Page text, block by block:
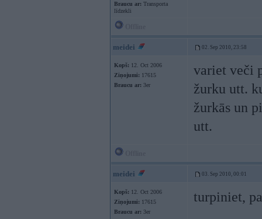
Braucu ar: Transporta
līdzekli
meidei 02. Sep 2010, 23:58
Kopš: 12. Oct 2006
Ziņojumi: 17615
Braucu ar: 3er
variet veči
žurku utt.
žurkās un
utt.
meidei 03. Sep 2010, 00:01
Kopš: 12. Oct 2006
Ziņojumi: 17615
Braucu ar: 3er
turpiniet,